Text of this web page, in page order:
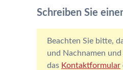
Schreiben Sie
Beachten Sie bitte,
und Nachnamen
das Kontaktformular